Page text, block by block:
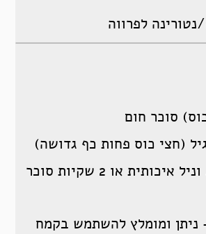
כפית מחית/ת. וניל איכותית או 2 שקיות סוכר
– ניתן ומומלץ להשתמש בקמח